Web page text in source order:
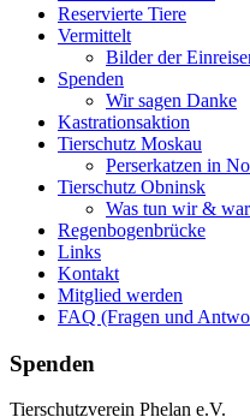
Reservierte Tiere
Vermittelt
Bilder der
Spenden
Wir sagen Danke
Kastrationsaktion
Tierschutz Moskau
Perserkatzen in
Tierschutz Obninsk
Was tun wir &
Regenbogenbrücke
Links
Kontakt
Mitglied werden
FAQ (Fragen und
Spenden
Tierschutzverein Phelan e.V.